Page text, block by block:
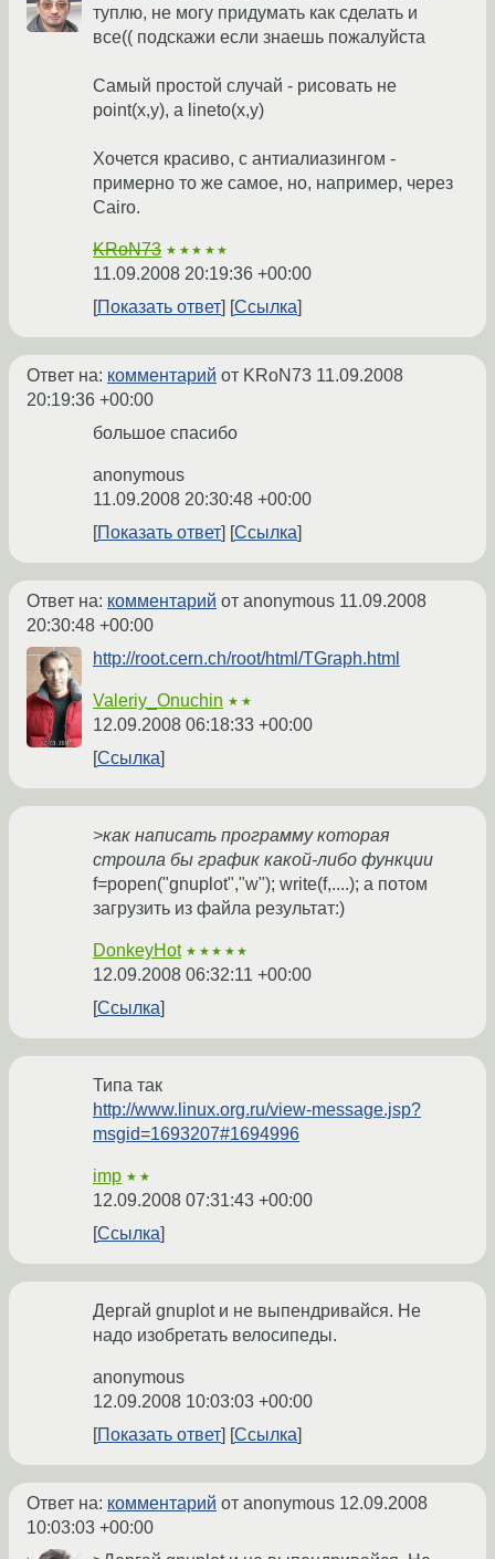
туплю, не могу придумать как сделать и
все(( подскажи если знаешь пожалуйста
Самый простой случай - рисовать не
point(x,y), а lineto(x,y)
Хочется красиво, с антиалиазингом -
примерно то же самое, но, например, через
Cairo.
KRoN73 ★★★★★
11.09.2008 20:19:36 +00:00
Показать ответ
Ссылка
Ответ на: комментарий от KRoN73 11.09.2008
20:19:36 +00:00
большое спасибо
anonymous
11.09.2008 20:30:48 +00:00
Показать ответ
Ссылка
Ответ на: комментарий от anonymous 11.09.2008
20:30:48 +00:00
http://root.cern.ch/root/html/TGraph.html
Valeriy_Onuchin ★★
12.09.2008 06:18:33 +00:00
Ссылка
>как написать программу которая
строила бы график какой-либо функции
f=popen("gnuplot","w"); write(f,....); а потом
загрузить из файла результат:)
DonkeyHot ★★★★★
12.09.2008 06:32:11 +00:00
Ссылка
Типа так
http://www.linux.org.ru/view-message.jsp?
msgid=1693207#1694996
imp ★★
12.09.2008 07:31:43 +00:00
Ссылка
Дергай gnuplot и не выпендривайся. Не
надо изобретать велосипеды.
anonymous
12.09.2008 10:03:03 +00:00
Показать ответ
Ссылка
Ответ на: комментарий от anonymous 12.09.2008
10:03:03 +00:00